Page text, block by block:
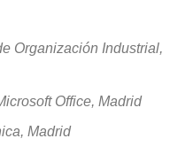
Organización Industrial,
Office, Madrid
Madrid